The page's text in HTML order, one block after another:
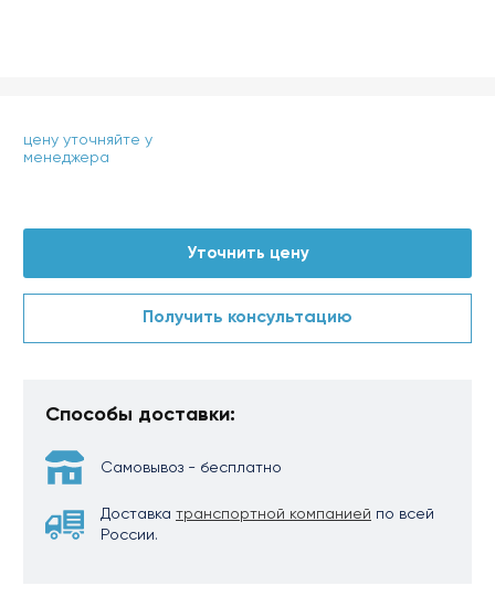
цену уточняйте у
менеджера
Уточнить цену
Получить консультацию
Способы доставки:
Самовывоз - бесплатно
Доставка транспортной компанией по всей
России.